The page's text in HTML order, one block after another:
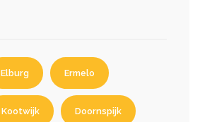
Elburg Ermelo
Kootwijk Doornspijk